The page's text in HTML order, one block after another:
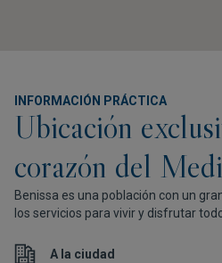
INFORMACIÓN PRÁCTICA
Ubicación
corazón del
Benissa es una población con un
los servicios para vivir y disfrutar
A la ciudad